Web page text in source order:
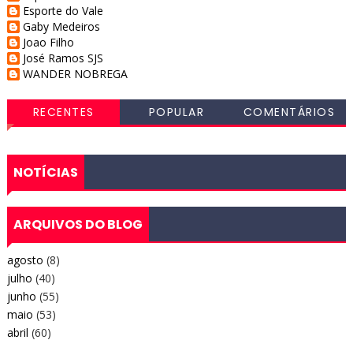
Esporte do Vale
Gaby Medeiros
Joao Filho
José Ramos SJS
WANDER NOBREGA
RECENTES POPULAR COMENTÁRIOS
NOTÍCIAS
ARQUIVOS DO BLOG
agosto (8)
julho (40)
junho (55)
maio (53)
abril (60)